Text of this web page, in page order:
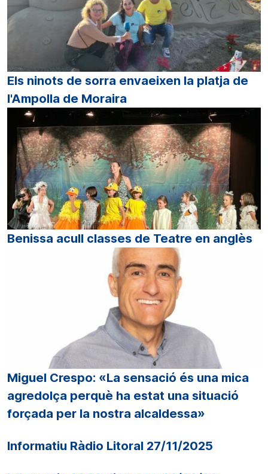
Els ninots de sorra envaeixen la platja de
l'Ampolla de Moraira
Benissa acull classes de Teatre en anglès
Miguel Crespo: «La sensació és una mica
agredolça perquè ha estat una situació
forçada per la nostra alcaldessa»
Informatiu Ràdio Litoral 27/11/2025